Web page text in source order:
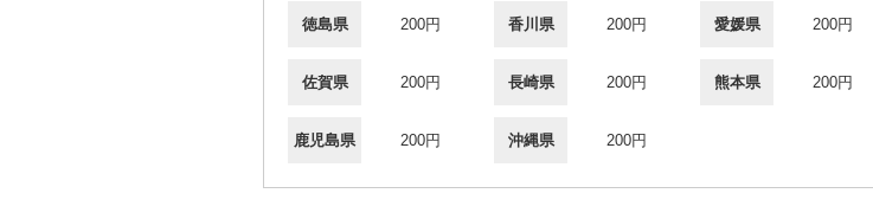
徳島県 200円 香川県 200円 愛媛県 200円
佐賀県 200円 長崎県 200円 熊本県 200円
鹿児島県 200円 沖縄県 200円